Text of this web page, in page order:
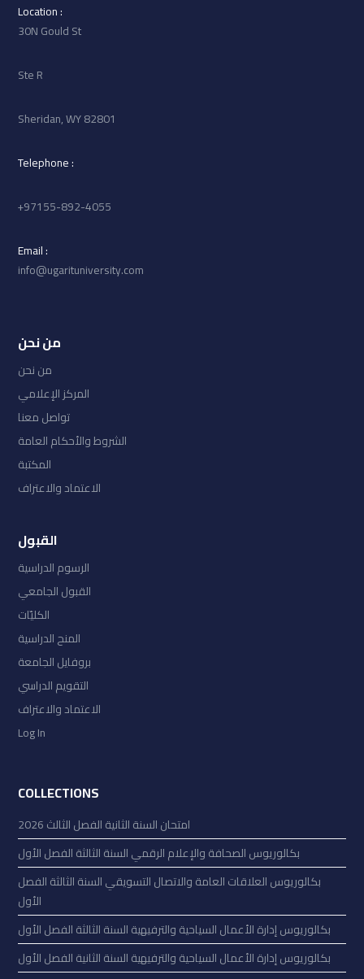
: Location
30N Gould St
Ste R
Sheridan, WY 82801
: Telephone
97155-892-4055+
: Email
info@ugarituniversity.com
من نحن
من نحن
المركز الإعلامي
تواصل معنا
الشروط والأحكام العامة
المكتبة
الاعتماد والاعتراف
القبول
الرسوم الدراسية
القبول الجامعي
الكليّات
المنح الدراسية
بروفايل الجامعة
التقويم الدراسي
الاعتماد والاعتراف
Log In
COLLECTIONS
امتحان السنة الثانية الفصل الثالث 2026
بكالوريوس الصحافة والإعلام الرقمي السنة الثالثة الفصل الأول
بكالوريوس العلاقات العامة والاتصال التسويقي السنة الثالثة الفصل
الأول
بكالوريوس إدارة الأعمال السياحية والترفيهية السنة الثالثة الفصل الأول
بكالوريوس إدارة الأعمال السياحية والترفيهية السنة الثانية الفصل الأول